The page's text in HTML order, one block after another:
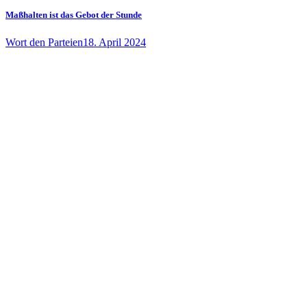
Maßhalten ist das Gebot der Stunde
Wort den Parteien18. April 2024